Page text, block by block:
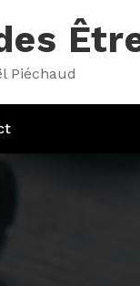
Piéchaud